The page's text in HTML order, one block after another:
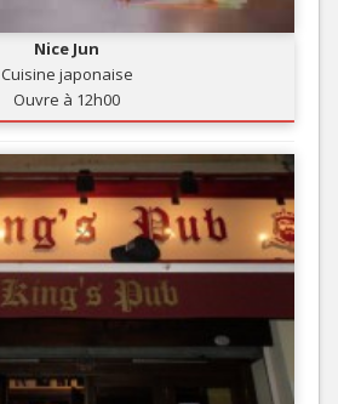
Nice Jun
Cuisine japonaise
Ouvre à 12h00